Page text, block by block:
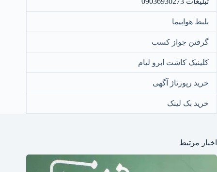
بلیط هواپیما
گرفتن جواز کسب
کلینیک کاشت ابرو لیام
خرید رپورتاژ آگهی
خرید بک لینک
اخبار مرتبط